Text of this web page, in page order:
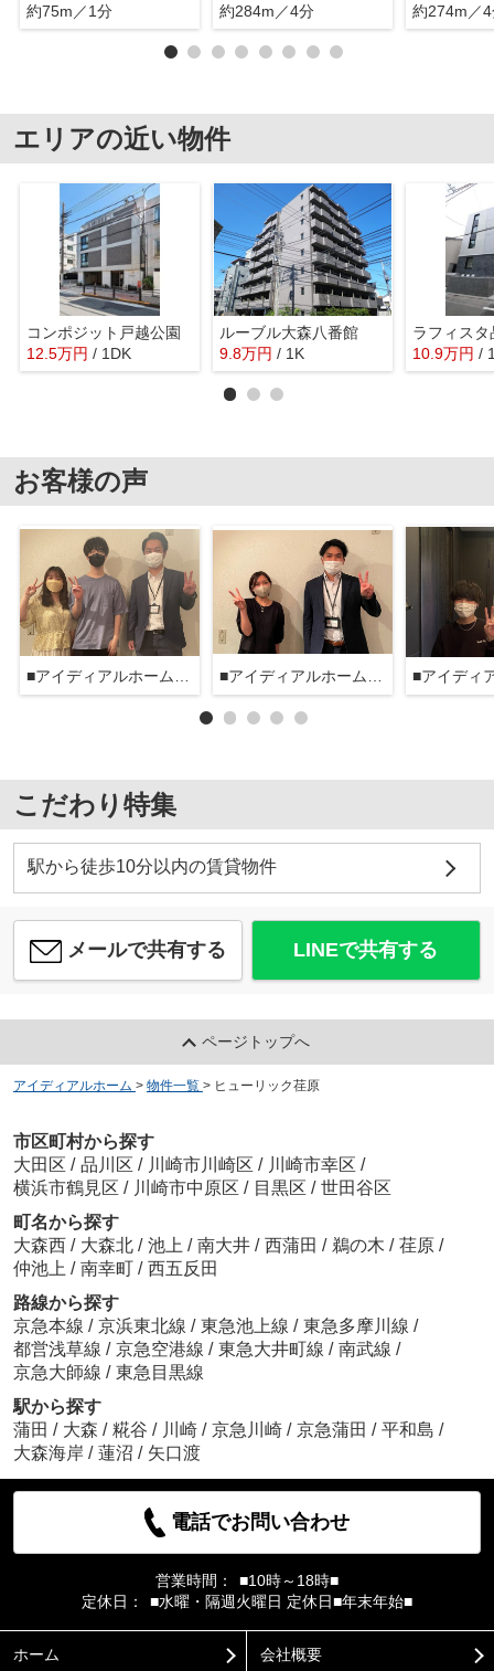
約75m／1分
約284m／4分
約274m／
エリアの近い物件
コンポジット戸越公園
12.5万円 / 1DK
ルーブル大森八番館
9.8万円 / 1K
ラフィス
10.9万円 /
お客様の声
こだわり特集
駅から徒歩10分以内の賃貸物件
メールで共有する LINEで共有する
ページトップへ
アイディアルホーム > 物件一覧 > ヒューリック荏原
市区町村から探す
大田区 / 品川区 / 川崎市川崎区 / 川崎市幸区 /
横浜市鶴見区 / 川崎市中原区 / 目黒区 / 世田谷区
町名から探す
大森西 / 大森北 / 池上 / 南大井 / 西蒲田 / 鵜の木 / 荏原 /
仲池上 / 南幸町 / 西五反田
路線から探す
京急本線 / 京浜東北線 / 東急池上線 / 東急多摩川線 /
都営浅草線 / 京急空港線 / 東急大井町線 / 南武線 /
京急大師線 / 東急目黒線
駅から探す
蒲田 / 大森 / 糀谷 / 川崎 / 京急川崎 / 京急蒲田 / 平和島 /
大森海岸 / 蓮沼 / 矢口渡
電話でお問い合わせ
営業時間：
■10時～18時■
定休日：
■水曜・隔週火曜日 定休日■年末年始■
ホーム 会社概要